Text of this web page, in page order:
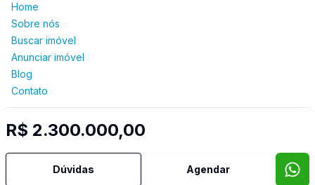
R$ 2.300.000,00
Dúvidas Agendar
Home
Sobre nós
Buscar imóvel
Anunciar imóvel
Blog
Contato
Selo de Tecnologia Loft